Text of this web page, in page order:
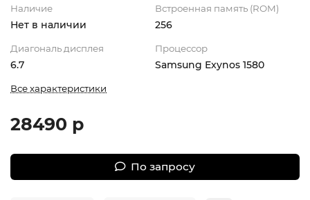
Наличие
Нет в наличии
Встроенная память (ROM)
256
Диагональ дисплея
6.7
Процессор
Samsung Exynos 1580
Все характеристики
28490 р
По запросу